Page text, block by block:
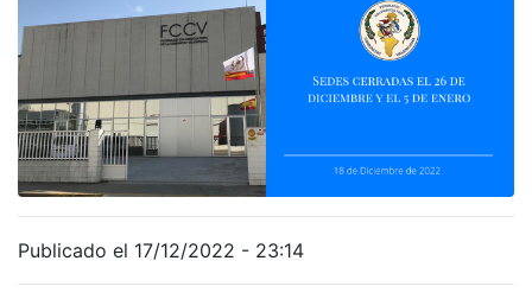
Publicado el 17/12/2022 - 23:14